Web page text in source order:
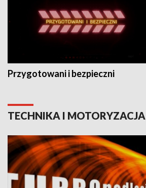
Przygotowani i bezpieczni
TECHNIKA I MOTORYZACJA